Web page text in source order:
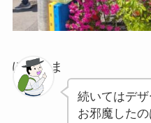
ぽちゃま
続いてはデザ
お邪魔したの